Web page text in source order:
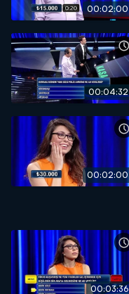
00:02:00
00:04:32
00:02:00
00:03:36